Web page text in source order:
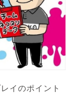
イのポイント